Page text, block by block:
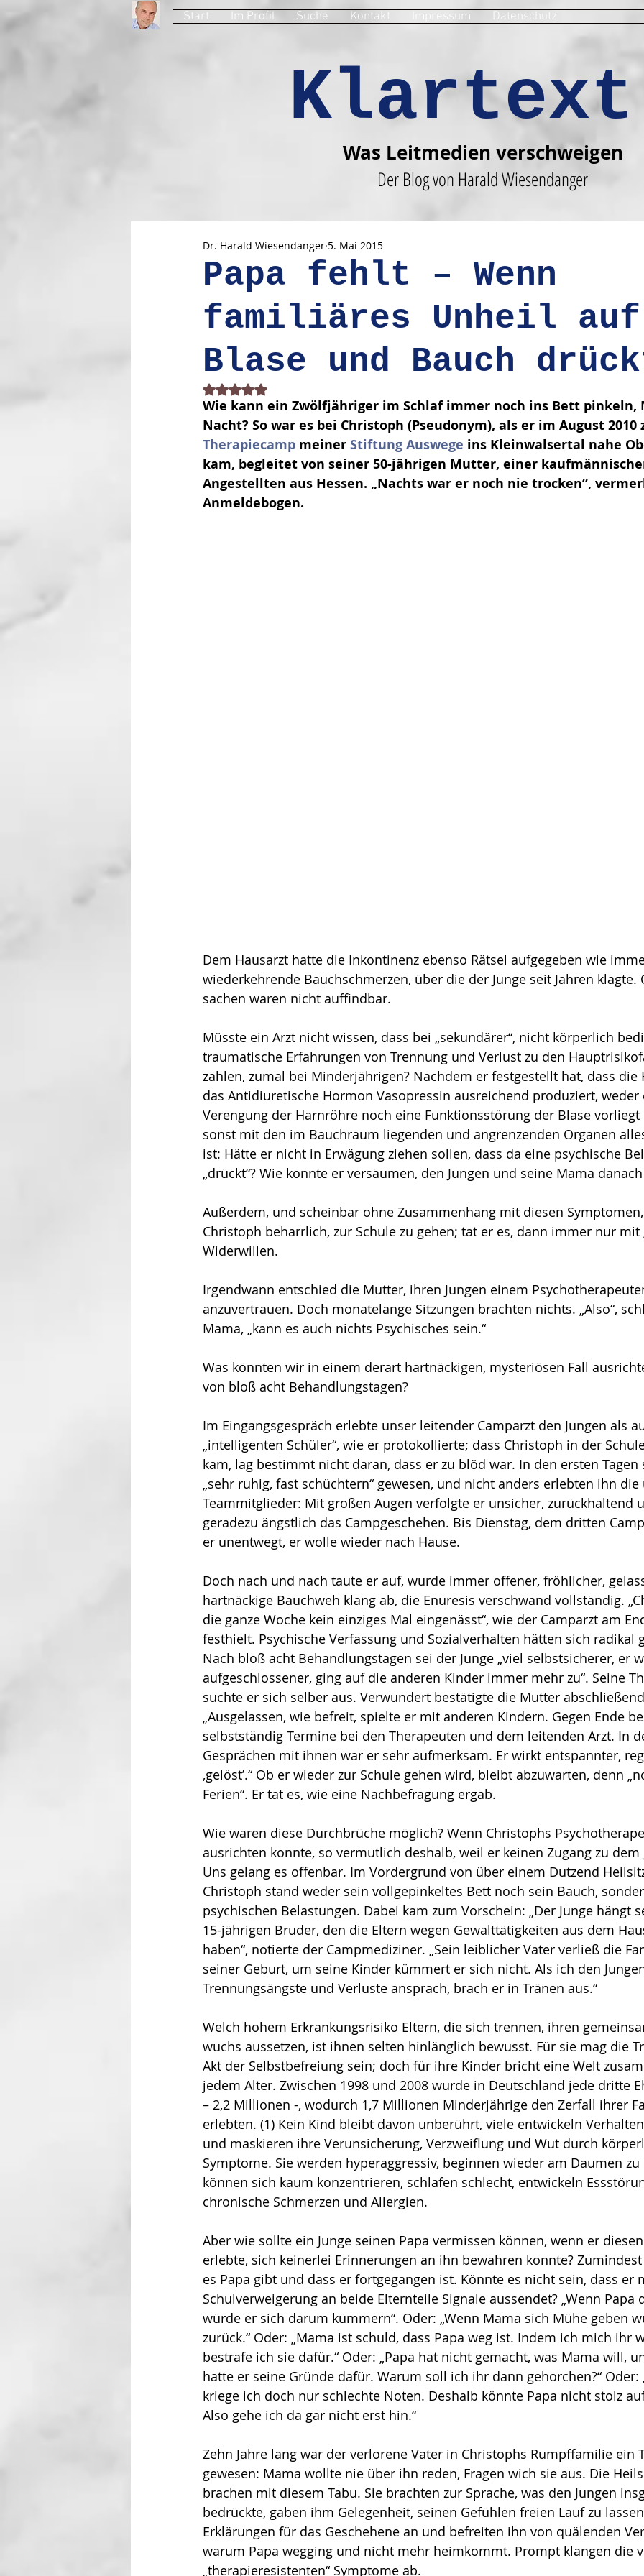
Start Im Profil Suche Kontakt Impressum Datenschutz
Was Leitmedien verschweigen
Der Blog von Harald Wiesendanger
Papa fehlt – Wenn
familiäres Unheil auf
Blase und Bauch
Dr. Harald Wiesendanger 5. Mai 2015
Mit NaN von 5 Sternen bewertet.
Wie kann ein Zwölfjähriger im Schlaf immer noch ins Bett
Nacht? So war es bei Christoph (Pseudonym), als er im Au­gust
Therapiecamp meiner Stiftung Auswege ins Kleinwalsertal nahe
kam, be­gleitet von seiner 50-jährigen Mutter, einer
Angestellten aus Hessen. „Nachts war er noch nie trocken“,
Anmeldebogen.
Dem Hausarzt hatte die Inkontinenz ebenso Rätsel aufgegeben wie
wiederkehrende Bauchschmerzen, über die der Junge seit Jahren
sachen waren nicht auffindbar.
Müsste ein Arzt nicht wissen, dass bei „sekundärer“, nicht körperlich
traumatische Erfahrungen von Trennung und Verlust zu den
zählen, zumal bei Minderjährigen? Nachdem er festgestellt hat, dass
das Antidiuretische Hormon Vaso­pres­sin ausreichend produziert,
Verengung der Harnröhre noch eine Funk­ti­onsstörung der Blase
sonst mit den im Bauchraum liegenden und angrenzenden Organen
ist: Hätte er nicht in Erwägung ziehen sollen, dass da eine psychische
„drückt“? Wie konnte er versäumen, den Jungen und seine Mama
Außerdem, und scheinbar ohne Zusam­men­hang mit diesen
Christoph beharrlich, zur Schule zu gehen; tat er es, dann immer nur
Widerwillen.
Irgendwann entschied die Mutter, ihren Jungen einem
anzuvertrauen. Doch monatelange Sitzungen brach­ten nichts. „Also“,
Mama, „kann es auch nichts Psychisches sein.“
Was könnten wir in einem derart hartnäckigen, mysteriösen Fall
von bloß acht Behandlungstagen?
Im Eingangsgespräch erlebte unser leitender Camparzt den Jungen als
„intelligenten Schüler“, wie er protokollierte; dass Christoph in der
kam, lag bestimmt nicht daran, dass er zu blöd war. In den ersten Tagen
„sehr ruhig, fast schüchtern“ gewesen, und nicht anders erlebten ihn
Teammitglieder: Mit großen Augen ver­folgte er unsicher, zurückhaltend
geradezu ängstlich das Campge­schehen. Bis Dienstag, dem dritten
er unentwegt, er wolle wieder nach Hause.
Doch nach und nach taute er auf, wurde immer offener, fröhlicher,
hartnäckige Bauchweh klang ab, die Enuresis verschwand vollständig.
die ganze Woche kein einziges Mal eingenässt“, wie der Camparzt am
festhielt. Psychische Verfas­sung und Sozialverhalten hätten sich radikal
Nach bloß acht Behand­lungs­tagen sei der Junge „viel selbstsicherer, er
aufgeschlossener, ging auf die anderen Kinder immer mehr zu“. Seine
suchte er sich selber aus. Verwundert bestätigte die Mutter
„Ausgelassen, wie befreit, spielte er mit anderen Kindern. Gegen Ende
selbstständig Termine bei den Thera­peuten und dem leitenden Arzt. In
Gesprächen mit ihnen war er sehr aufmerksam. Er wirkt entspannter,
‚gelöst’.“ Ob er wieder zur Schule gehen wird, bleibt abzuwarten, denn
Ferien“. Er tat es, wie eine Nachbe­fra­gung ergab.
Wie waren diese Durchbrüche möglich? Wenn Christophs
ausrichten konnte, so vermutlich deshalb, weil er keinen Zugang zu
Uns gelang es offenbar. Im Vordergrund von über einem Dutzend
Christoph stand weder sein vollgepinkeltes Bett noch sein Bauch,
psychischen Belastungen. Dabei kam zum Vor­schein: „Der Junge hängt
15-jährigen Bruder, den die Eltern wegen Gewalttätigkeiten aus dem
haben“, notierte der Campmediziner. „Sein leiblicher Vater verließ die
seiner Geburt, um seine Kinder kümmert er sich nicht. Als ich den
Trennungsängste und Verluste an­sprach, brach er in Tränen aus.“
Welch hohem Erkrankungsrisiko Eltern, die sich trennen, ihren
wuchs aussetzen, ist ihnen selten hinlänglich bewusst. Für sie mag die
Akt der Selbstbefreiung sein; doch für ihre Kinder bricht eine Welt
jedem Alter. Zwischen 1998 und 2008 wurde in Deutschland jede dritte
– 2,2 Millionen -, wodurch 1,7 Millionen Minderjährige den Zerfall ihrer
erlebten. (1) Kein Kind bleibt davon unberührt, viele entwickeln
und maskieren ihre Verunsiche­rung, Verzweiflung und Wut durch
Symptome. Sie werden hyperaggressiv, beginnen wieder am Daumen
können sich kaum konzentrieren, schlafen schlecht, entwickeln
chronische Schmerzen und Allergien.
Aber wie soll­te ein Junge seinen Papa vermissen können, wenn er
erlebte, sich keinerlei Erinnerungen an ihn bewahren konnte?
es Papa gibt und dass er fortgegangen ist. Könn­te es nicht sein, dass er
Schulverweigerung an beide Elternteile Signale aussendet? „Wenn Papa
würde er sich darum kümmern“. Oder: „Wenn Mama sich Mühe geben
zurück.“ Oder: „Mama ist schuld, dass Papa weg ist. Indem ich mich ihr
bestrafe ich sie dafür.“ Oder: „Papa hat nicht gemacht, was Mama will,
hatte er seine Gründe dafür. Warum soll ich ihr dann gehorchen?“
kriege ich doch nur schlechte Noten. Deshalb könnte Papa nicht stolz
Also gehe ich da gar nicht erst hin.“
Zehn Jahre lang war der verlorene Vater in Christophs Rumpffamilie ein
gewesen: Mama wollte nie über ihn reden, Fragen wich sie aus. Die
brachen mit diesem Tabu. Sie brachten zur Sprache, was den Jungen
bedrückte, gaben ihm Gelegenheit, seinen Gefühlen freien Lauf zu
Erklärungen für das Geschehene an und befreiten ihn von quälenden
warum Papa wegging und nicht mehr heimkommt. Prompt klangen die
„therapieresistenten“ Symptome ab.